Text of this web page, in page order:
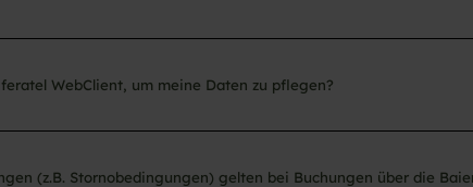
WebClient, um meine Daten zu pflegen?
(z.B. Stornobedingungen) gelten bei Buchungen über die